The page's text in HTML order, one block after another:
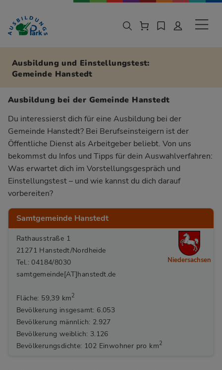
Zur Navigation springen
Zu den Hauptinhalten springen
Ausbildung und Einstellungstest:
Gemeinde Hanstedt
Ausbildung bei der Gemeinde Hanstedt
Du interessierst dich für eine Ausbildung bei der
Gemeinde Hanstedt? Bei Berufseinsteigern ist der
Öffentliche Dienst als Arbeitgeber beliebt. Von uns
bekommst du Infos und Tipps für dein Auswahlverfahren:
Was erwartet dich im Vorstellungsgespräch und
Einstellungstest – und wie kannst du dich darauf
vorbereiten?
Samtgemeinde Hanstedt
Rathausstraße 1
21271 Hanstedt/Nordheide
Tel.: 04184/8030
samtgemeinde[AT]hanstedt.de
Fläche: 59,39 km2
Bevölkerung insgesamt: 6.053
Bevölkerung männlich: 2.927
Bevölkerung weiblich: 3.126
Bevölkerungsdichte: 102 Einwohner pro km2
Niedersachsen